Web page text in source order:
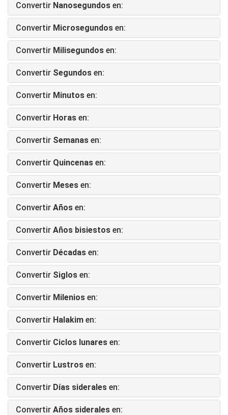
Convertir Nanosegundos en:
Convertir Microsegundos en:
Convertir Milisegundos en:
Convertir Segundos en:
Convertir Minutos en:
Convertir Horas en:
Convertir Semanas en:
Convertir Quincenas en:
Convertir Meses en:
Convertir Años en:
Convertir Años bisiestos en:
Convertir Décadas en:
Convertir Siglos en:
Convertir Milenios en:
Convertir Halakim en:
Convertir Ciclos lunares en:
Convertir Lustros en:
Convertir Días siderales en:
Convertir Años siderales en: